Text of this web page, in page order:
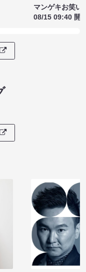
マンゲキお笑い
08/15 09:40 開